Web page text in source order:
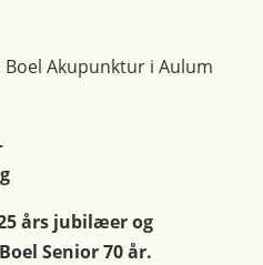
Akupunktur i Aulum
års jubilæer og
Senior 70 år.